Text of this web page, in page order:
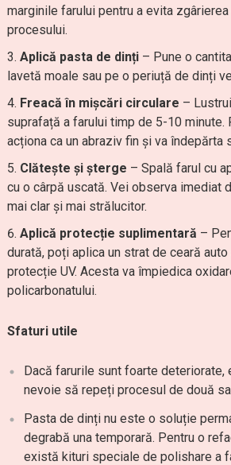
marginile farului pentru a evita
procesului.
Aplică pasta de dinți– Pune o
lavetă moale sau pe o periuță de dinți
Freacă în mișcări circulare –
suprafață a farului timp de 5-10 minute.
acționa ca un abraziv fin și va îndepărta
Clătește și șterge – Spală farul cu
cu o cârpă uscată. Vei observa imediat
mai clar și mai strălucitor.
Aplică protecție suplimentară –
durată, poți aplica un strat de ceară
protecție UV. Acesta va împiedica
policarbonatului.
Sfaturi utile
Dacă farurile sunt foarte
nevoie să repeți procesul de două
Pasta de dinți nu este o soluție
degrabă una temporară. Pentru o
există kituri speciale de polishare a